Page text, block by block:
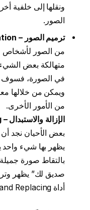
ونقلها إلى خلفية
الصور.
ترميم الصور – Photo Restoration:
من الصور لأشخاص
متهالكة بعض
ويمكن من خلالها
من الأمور الأخرى.
الإزالة والاستبدال – Removing and Replacing:
بعض الأحيان نجد
يظهر بها شيء واحد
بالتقاط صورة
صديق لك” يظهر
أداة Removing and Replacing.